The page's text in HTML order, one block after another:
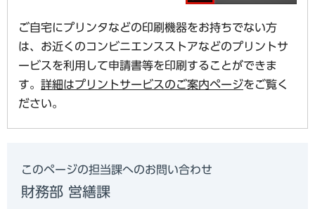
ご自宅にプリンタなどの印刷機器をお持ちでない方
は、お近くのコンビニエンスストアなどのプリントサ
ービスを利用して申請書等を印刷することができま
す。 詳細はプリントサービスのご案内ページをご覧く
ださい。
このページの担当課へのお問い合わせ
財務部 営繕課